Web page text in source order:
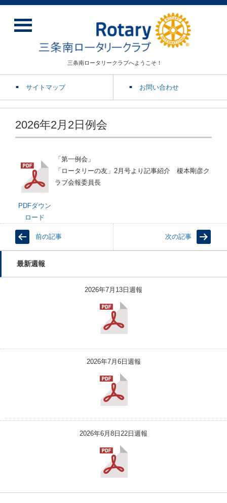
三条南ロータリークラブへようこそ！
サイトマップ お問い合わせ
2026年2月2日例会
PDFダウン
ロード
「第一例会」
「ロータリーの友」2月号より記事紹介 榎本剛彦ク
ラブ会報委員長
前の記事 次の記事
最新週報
2026年7月13日週報
2026年7月6日週報
2026年6月8日22日週報